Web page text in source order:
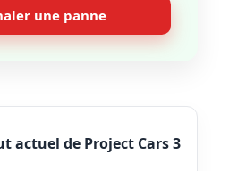
une panne
actuel de Project Cars 3